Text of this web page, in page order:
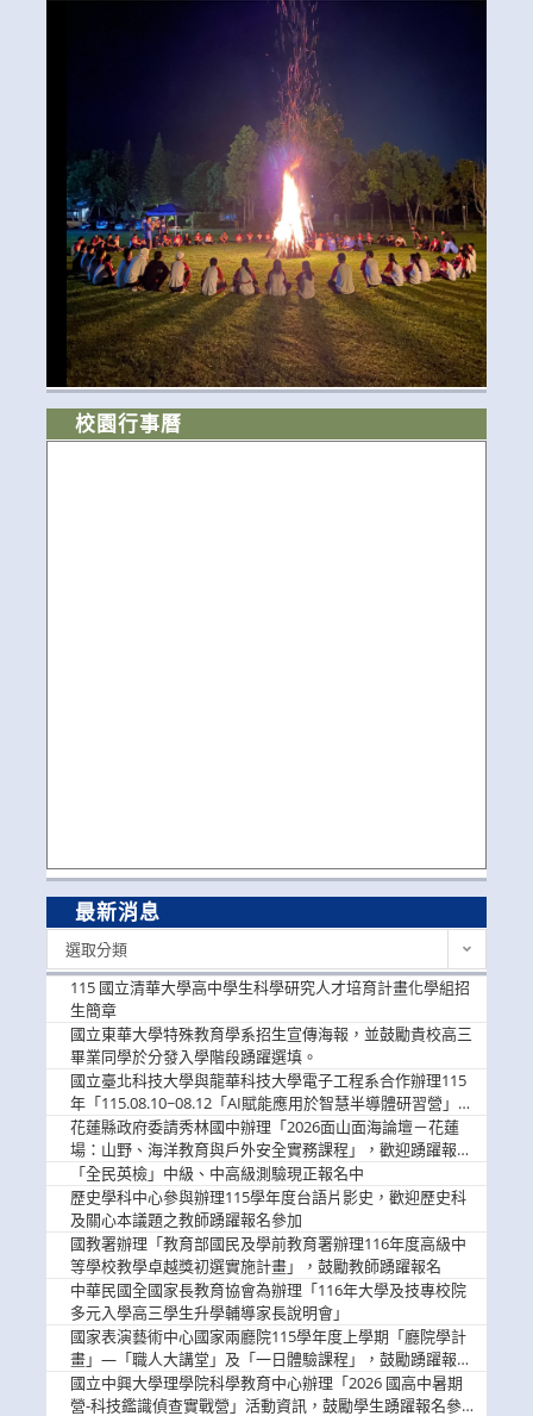
校園行事曆
最新消息
選取分類
115 國立清華大學高中學生科學研究人才培育計畫化學組招
生簡章
國立東華大學特殊教育學系招生宣傳海報，並鼓勵貴校高三
畢業同學於分發入學階段踴躍選填。
國立臺北科技大學與龍華科技大學電子工程系合作辦理115
年「115.08.10~08.12「AI賦能應用於智慧半導體研習營」，
歡迎學生踴躍報名參加
花蓮縣政府委請秀林國中辦理「2026面山面海論壇－花蓮
場：山野、海洋教育與戶外安全實務課程」，歡迎踴躍報名
參加
「全民英檢」中級、中高級測驗現正報名中
歷史學科中心參與辦理115學年度台語片影史，歡迎歷史科
及關心本議題之教師踴躍報名參加
國教署辦理「教育部國民及學前教育署辦理116年度高級中
等學校教學卓越獎初選實施計畫」，鼓勵教師踴躍報名
中華民國全國家長教育協會為辦理「116年大學及技專校院
多元入學高三學生升學輔導家長說明會」
國家表演藝術中心國家兩廳院115學年度上學期「廳院學計
畫」—「職人大講堂」及「一日體驗課程」，鼓勵踴躍報名
參與。
國立中興大學理學院科學教育中心辦理「2026 國高中暑期
營-科技鑑識偵查實戰營」活動資訊，鼓勵學生踴躍報名參